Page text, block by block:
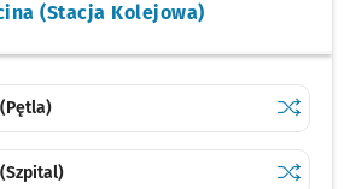
(Stacja Kolejowa)
Sprawdź
Sprawdź